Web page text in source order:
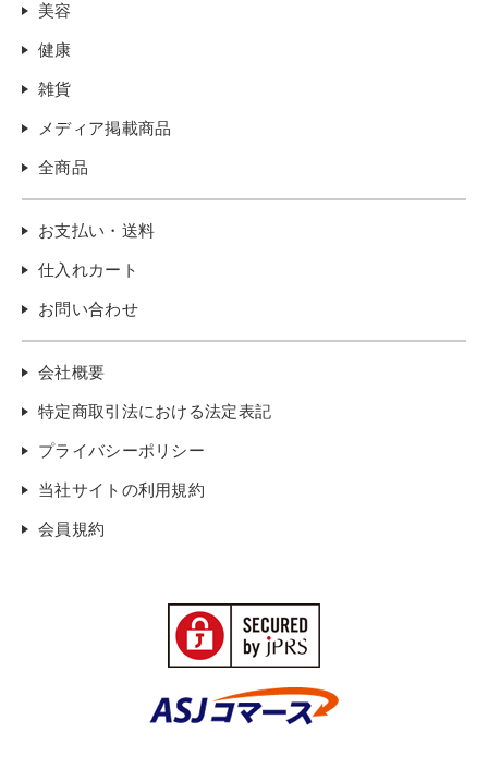
美容
健康
雑貨
メディア掲載商品
全商品
お支払い・送料
仕入れカート
お問い合わせ
会社概要
特定商取引法における法定表記
プライバシーポリシー
当社サイトの利用規約
会員規約